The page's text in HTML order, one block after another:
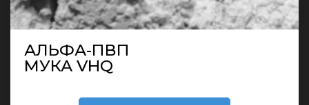
АЛЬФА-ПВП
МУКА VHQ